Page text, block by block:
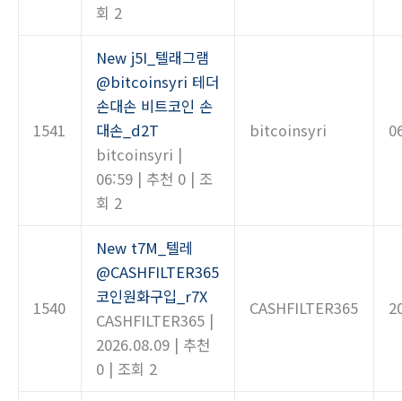
회 2
1541
New j5I_텔래그램
@bitcoinsyri 테더
손대손 비트코인 손
대손_d2T
bitcoinsyri |
06:59 | 추천 0 | 조
회 2
bitcoinsyri
1540
New t7M_텔레
@CASHFILTER365
코인원화구입_r7X
CASHFILTER365 |
2026.08.09 | 추천
0 | 조회 2
CASHFILTER365